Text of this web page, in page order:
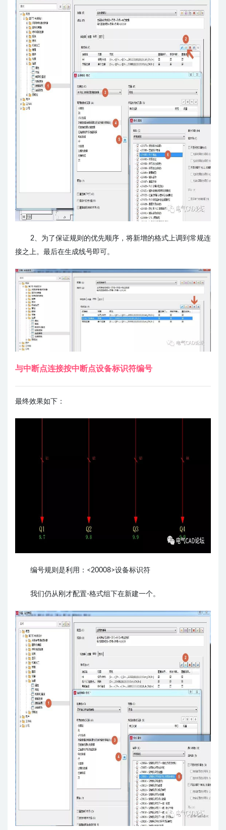
2、为了保证规则的优先顺序，将新增的格式上调到常规连
接之上。最后在生成线号即可。
与中断点连接按中断点设备标识符编号
最终效果如下：
编号规则是利用：<20008>设备标识符
我们仍从刚才配置-格式组下在新建一个。